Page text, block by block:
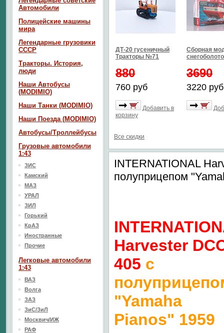
ДТ-20 гусеничный
Тракторы №71
880
760 руб
Добавить в
корзину
Сборная
3690
3220 руб
Все скидки
INTERNATIONAL
полуприцепом
Harvester
405 с
"Yamaha
Pianos" 1959
Автомобили
Полицейские машины
мира
Легендарные грузовики
СССР
Тракторы. История,
люди
Наши Автобусы
(MODIMIO)
Наши Танки (MODIMIO)
Наши Поезда (MODIMIO)
Автобусы/Троллейбусы
Грузовые автомобили
1:43
ЗИС
Камский
МАЗ
УРАЛ
ЗИЛ
Горький
КрАЗ
Иностранные
Прочие
Легковые автомобили
1:43
ВАЗ
Волга
ЗАЗ
ЗиС/ЗиЛ
Москвич/ИЖ
РАФ